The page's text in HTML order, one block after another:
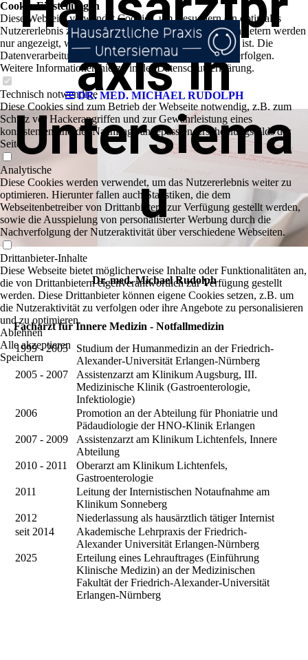
DR. MED. MICHAEL RUDOLPH
axis in
Untersiema
u
Dr. med. Michael Rudolph
Facharzt für Innere Medizin - Notfallmedizin
1999 - 2005
Studium der Humanmedizin an der Friedrich-
Alexander-Universität Erlangen-Nürnberg
2005 - 2007
Assistenzarzt am Klinikum Augsburg, III.
Medizinische Klinik (Gastroenterologie,
Infektiologie)
2006
Promotion an der Abteilung für Phoniatrie und
Pädaudiologie der HNO-Klinik Erlangen
2007 - 2009
Assistenzarzt am Klinikum Lichtenfels, Innere
Abteilung
2010 - 2011
Oberarzt am Klinikum Lichtenfels,
Gastroenterologie
2011
Leitung der Internistischen Notaufnahme am
Klinikum Sonneberg
2012
Niederlassung als hausärztlich tätiger Internist
seit 2014
Akademische Lehrpraxis der Friedrich-
Alexander Universität Erlangen-Nürnberg
2025
Erteilung eines Lehrauftrages (Einführung
Klinische Medizin) an der Medizinischen
Fakultät der Friedrich-Alexander-Universität
Erlangen-Nürnberg
Cookie-Einstellungen
Diese Webseite verwendet Cookies, um Besuchern ein optimales
Nutzererlebnis zu bieten. Bestimmte Inhalte von Drittanbietern werden
nur angezeigt, wenn die entsprechende Option aktiviert ist. Die
Datenverarbeitung kann dann auch in einem Drittland erfolgen.
Weitere Informationen hierzu in der Datenschutzerklärung.
Technisch notwendige
Diese Cookies sind zum Betrieb der Webseite notwendig, z.B. zum
Schutz vor Hackerangriffen und zur Gewährleistung eines
konsistenten und der Nachfrage angepassten Erscheinungsbilds der
Seite.
Analytische
Diese Cookies werden verwendet, um das Nutzererlebnis weiter zu
optimieren. Hierunter fallen auch Statistiken, die dem
Webseitenbetreiber von Drittanbietern zur Verfügung gestellt werden,
sowie die Ausspielung von personalisierter Werbung durch die
Nachverfolgung der Nutzeraktivität über verschiedene Webseiten.
Drittanbieter-Inhalte
Diese Webseite bietet möglicherweise Inhalte oder Funktionalitäten an,
die von Drittanbietern eigenverantwortlich zur Verfügung gestellt
werden. Diese Drittanbieter können eigene Cookies setzen, z.B. um
die Nutzeraktivität zu verfolgen oder ihre Angebote zu personalisieren
und zu optimieren.
Ablehnen
Alle akzeptieren
Speichern